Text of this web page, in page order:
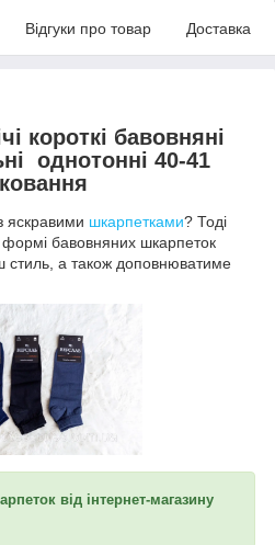
Відгуки про товар Доставка
короткі бавовняні
однотонні 40-41
яскравими шкарпетками? Тоді
бавовняних шкарпеток
стиль, а також доповнюватиме
від інтернет-магазину